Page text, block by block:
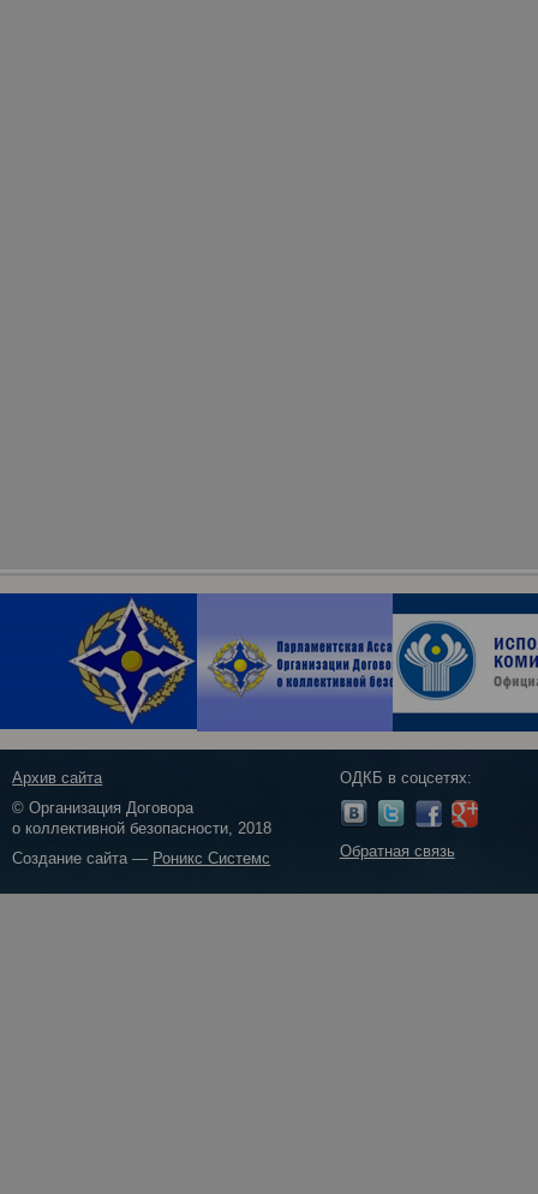
Архив сайта
© Организация Договора
о коллективной безопасности, 2018
Создание сайта — Роникс Системс
ОДКБ в соцсетях:
Обратная связь